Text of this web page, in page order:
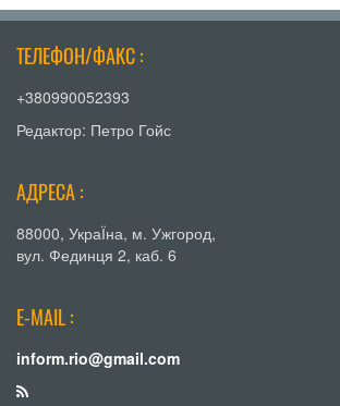
ТЕЛЕФОН/ФАКС :
+380990052393
Редактор: Петро Гойс
АДРЕСА :
88000, УкраЇна, м. Ужгород,
вул. Фединця 2, каб. 6
E-MAIL :
inform.rio@gmail.com